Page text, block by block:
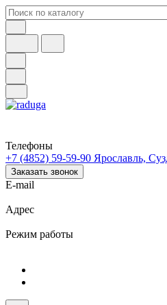
Телефоны
+7 (4852) 59-59-90 Ярославль,
Заказать звонок
E-mail
Адрес
Режим работы